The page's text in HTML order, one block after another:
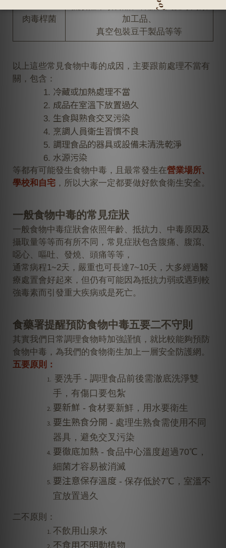
肉毒桿菌
低酸性罐頭食品、香腸及火腿等肉類
加工品、
真空包裝豆干製品等等
以上這些常見食物中毒的成因，主要跟前處理不當有
關，包含：
冷藏或加熱處理不當
成品在室溫下放置過久
生食與熟食交叉污染
烹調人員衛生習慣不良
調理食品的器具或設備未清洗乾淨
水源污染
等都有可能發生食物中毒，且最常發生在營業場所、
學校和自宅 ，所以大家一定都要做好飲食衛生安全。
一般食物中毒的常見症狀
一般食物中毒症狀會依照年齡、抵抗力、中毒原因及
攝取量等等而有所不同，常見症狀包含腹痛、腹瀉、
噁心、嘔吐、發燒、頭痛等等，
通常病程1~2天，嚴重也可長達7~10天，大多經過醫
療處置會好起來，但仍有可能因為抵抗力弱或遇到較
強毒素而引發重大疾病或是死亡。
食藥署提醒預防食物中毒五要二不守則
其實我們日常調理食物時加強謹慎，就比較能夠預防
食物中毒，為我們的食物衛生加上一層安全防護網。
五要原則：
要洗手 - 調理食品前後需澈底洗淨雙
手，有傷口要包紮
要新鮮 - 食材要新鮮，用水要衛生
要生熟食分開 - 處理生熟食需使用不同
器具，避免交叉污染
要徹底加熱 - 食品中心溫度超過70℃，
細菌才容易被消滅
要注意保存溫度 - 保存低於7℃，室溫不
宜放置過久
二不原則：
不飲用山泉水
不食用不明動植物